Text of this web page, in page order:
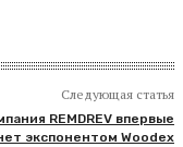
Следующая статья
REMDREV впервые
экспонентом Woodex